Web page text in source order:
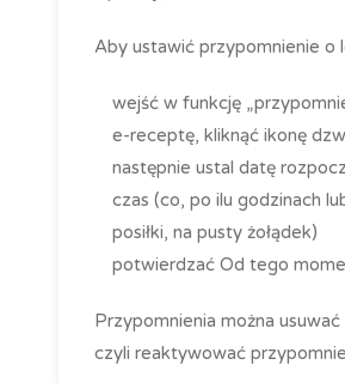
Aby ustawić przypomnienie o
wejść w funkcję
e-receptę, kliknąć ikonę
następnie ustal datę
czas (co, po ilu godzinach
posiłki, na pusty żołądek)
potwierdzać Od tego
Przypomnienia można
czyli reaktywować